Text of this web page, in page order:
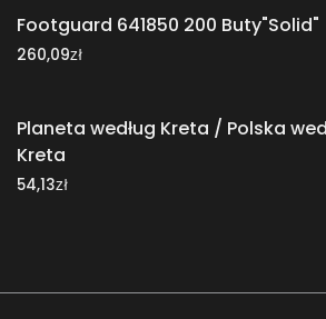
Footguard 641850 200 Buty"Solid"
260,09zł
Planeta według Kreta / Polska
Kreta
54,13zł